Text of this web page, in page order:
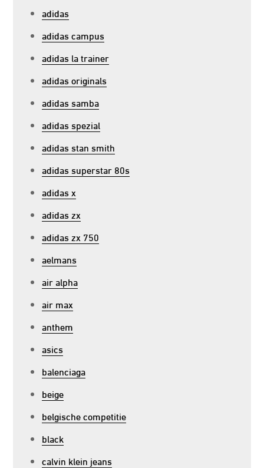
adidas
adidas campus
adidas la trainer
adidas originals
adidas samba
adidas spezial
adidas stan smith
adidas superstar 80s
adidas x
adidas zx
adidas zx 750
aelmans
air alpha
air max
anthem
asics
balenciaga
beige
belgische competitie
black
calvin klein jeans